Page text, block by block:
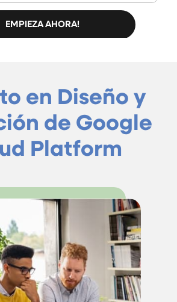
en Diseño y
de Google
Platform